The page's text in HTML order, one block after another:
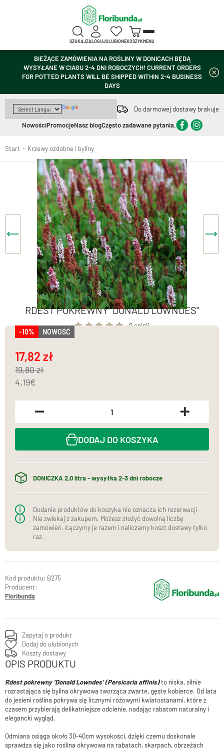
BIEŻĄCE ZAMÓWIENIA NA ROŚLINY W DONICACH BĘDĄ
WYSYŁANE W CIAGU 2-4 DNI ROBOCZYCH! CURRENT ORDERS
FOR POTTED PLANTS WILL BE SHIPPED WITHIN 2-4 BUSINESS
DAYS
Do darmowej dostawy brakuje
NowościPromocjeNasz blogCzęsto zadawane pytania.
SZUKAJZALOGUJULUBIONEKOSZYKMENU
Start Krzewy ozdobne i byliny
RDEST POKREWNY "DONALD LOWNDES"
0 opinii
B275
Producent:
Floribunda
Zapytaj o produkt
Dodaj do ulubionych
Koszty dostawy
OPIS PRODUKTU
Rdest pokrewny ‘Donald Lowndes’ (Persicaria affinis)to niska, silnie
rozrastająca się bylina okrywowa tworząca zwarte, gęste kobierce. Od lata
do jesieni roślina pokrywa się licznymi różowymi kwiatostanami, które z
czasem przybierają delikatniejsze odcienie, nadając rabatom naturalny i
elegancki wygląd.
Odmiana osiąga około 30-40cm wysokości, dzięki czemu doskonale
sprawdza się jako roślina okrywowa na rabatach, skarpach, obrzeżach
-10% NOWOŚĆ
17,82
19,80
4,19
DODAJ DO KOSZYKA
DONICZKA 2,0 litra - wysyłka 2-3 dni robocze
Dodanie produktów do koszyka nie oznacza ich rezerwacji
Nie zwlekaj z zakupem. Możesz złożyć dowolną liczbę
zamówień. Łączymy je razem i naliczamy koszt dostawy tylko
raz.